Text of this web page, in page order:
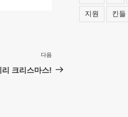
다
음
다음
리 크리스마스!
지원 킨들